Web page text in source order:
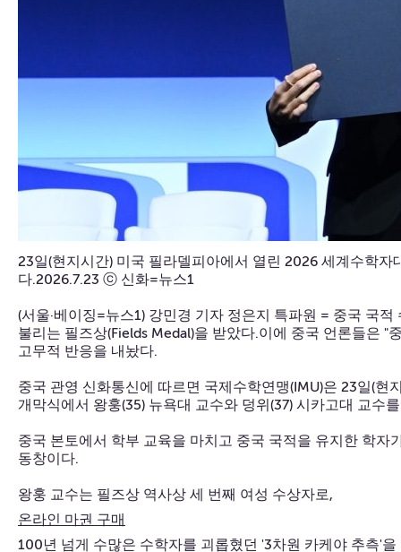
23일(현지시간) 미국 필라델피아에서 열린 2026 세계수학
다.2026.7.23 ⓒ 신화=뉴스1
(서울·베이징=뉴스1) 강민경 기자 정은지 특파원 = 중국 국
불리는 필즈상(Fields Medal)을 받았다.이에 중국 언론들은
고무적 반응을 내놨다.
중국 관영 신화통신에 따르면 국제수학연맹(IMU)은 23일(
개막식에서 왕훙(35) 뉴욕대 교수와 덩위(37) 시카고대 교수
중국 본토에서 학부 교육을 마치고 중국 국적을 유지한 학
동창이다.
왕훙 교수는 필즈상 역사상 세 번째 여성 수상자로,
온라인 마권 구매
100년 넘게 수많은 수학자를 괴롭혔던 '3차원 카케야 추측'